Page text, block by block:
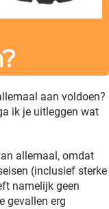
aan voldoen?
ik je uitleggen wat
allemaal, omdat
(inclusief sterke
namelijk geen
gevallen erg